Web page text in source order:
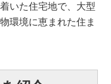
いた住宅地で、大型
環境に恵まれた住ま